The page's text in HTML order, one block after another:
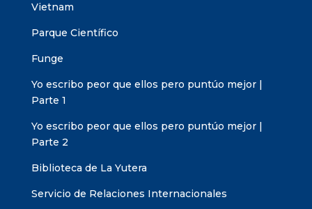
Vietnam
Parque Científico
Funge
Yo escribo peor que ellos pero puntúo mejor |
Parte 1
Yo escribo peor que ellos pero puntúo mejor |
Parte 2
Biblioteca de La Yutera
Servicio de Relaciones Internacionales